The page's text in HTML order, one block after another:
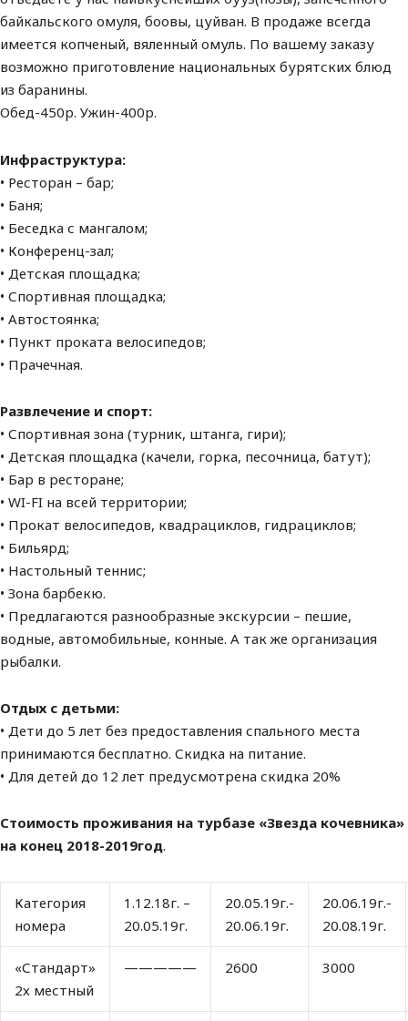
байкальского омуля, боовы, цуйван. В продаже всегда
имеется копченый, вяленный омуль. По вашему заказу
возможно приготовление национальных бурятских блюд
из баранины.
Обед-450р. Ужин-400р.
Инфраструктура:
• Ресторан – бар;
• Баня;
• Беседка с мангалом;
• Конференц-зал;
• Детская площадка;
• Спортивная площадка;
• Автостоянка;
• Пункт проката велосипедов;
• Прачечная.
Развлечение и спорт:
• Спортивная зона (турник, штанга, гири);
• Детская площадка (качели, горка, песочница, батут);
• Бар в ресторане;
• WI-FI на всей территории;
• Прокат велосипедов, квадрациклов, гидрациклов;
• Бильярд;
• Настольный теннис;
• Зона барбекю.
• Предлагаются разнообразные экскурсии – пешие,
водные, автомобильные, конные. А так же организация
рыбалки.
Отдых с детьми:
• Дети до 5 лет без предоставления спального места
принимаются бесплатно. Скидка на питание.
• Для детей до 12 лет предусмотрена скидка 20%
Стоимость проживания на турбазе «Звезда кочевника»
на конец 2018-2019год.
Категория
номера
1.12.18г. –
20.05.19г.
20.05.19г.-
20.06.19г.
20.06.19г.-
20.08.19г.
«Стандарт»
2х местный
————— 2600 3000